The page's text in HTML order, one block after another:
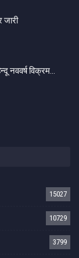
जारी
नववर्ष विक्रम…
15027
10729
3799